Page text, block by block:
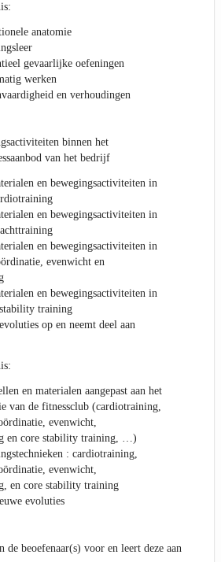
anatomie
gevaarlijke oefeningen
werken
en verhoudingen
binnen het
van het bedrijf
en bewegingsactiviteiten in
en bewegingsactiviteiten in
en bewegingsactiviteiten in
evenwicht en
en bewegingsactiviteiten in
training
op en neemt deel aan
en materialen aangepast aan het
van de fitnessclub (cardiotraining,
evenwicht,
en core stability training, …)
: cardiotraining,
evenwicht,
en core stability training
evoluties
de beoefenaar(s) voor en leert deze aan